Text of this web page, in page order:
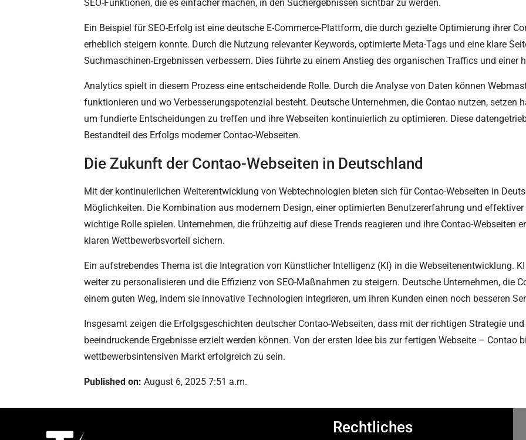
SEO-Funktionen, die es einfacher machen, in den Suchergebnissen sichtbar zu werden.
Ein Beispiel für SEO-Erfolg ist eine deutsche E-Commerce-Plattform, die durch gezielte Optimierung ihrer
erheblich steigern konnte. Durch die Nutzung relevanter Keywords, optimierte Meta-Tags und eine klare
Suchmaschinen-Ergebnissen verbessern. Dies führte zu einem Anstieg des organischen Traffics und einer
Analytics spielt in diesem Prozess eine entscheidende Rolle. Durch die Analyse von Daten können
funktionieren und wo Verbesserungspotenzial besteht. Deutsche Unternehmen, die Contao nutzen, setzen
um fundierte Entscheidungen zu treffen und ihre Webseiten kontinuierlich zu optimieren. Diese
Bestandteil des Erfolgs moderner Contao-Webseiten.
Die Zukunft der Contao-Webseiten in Deutschland
Mit der kontinuierlichen Weiterentwicklung von Webtechnologien bieten sich für Contao-Webseiten in
Möglichkeiten. Die Kombination aus modernem Design, einer optimierten Benutzererfahrung und
wichtige Rolle spielen. Unternehmen, die frühzeitig auf diese Trends reagieren und ihre Contao-Webseiten
klaren Wettbewerbsvorteil sichern.
Ein aufstrebendes Thema ist die Integration von Künstlicher Intelligenz (KI) in die Webseitenentwicklung.
weiter zu personalisieren und die Effizienz von SEO-Maßnahmen zu steigern. Deutsche Unternehmen, die
einem guten Weg, indem sie innovative Technologien integrieren, um ihren Kunden einen noch besseren
Insgesamt zeigen die Erfolgsgeschichten deutscher Contao-Webseiten, dass mit der richtigen Strategie
beeindruckende Ergebnisse erzielt werden können. Von der ersten Idee bis zur fertigen Webseite – Contao
wettbewerbsintensiven Markt erfolgreich zu sein.
Published on: August 6, 2025 7:51 a.m.
Rechtliches